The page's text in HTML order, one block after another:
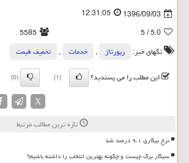
1396/09/03
12:31:05
5.0
/ 5
5585
تگهای خبر:
رپورتاژ , خدمات ,
تخفیف قیمت
این مطلب را می پسندید؟
(1)
(0)
X
تازه ترین مطالب مرتبط
نرخ بیکاری ۹،۱ درصد شد
سیگار برگ چیست و چگونه بهترین انتخاب را داشته باشیم؟